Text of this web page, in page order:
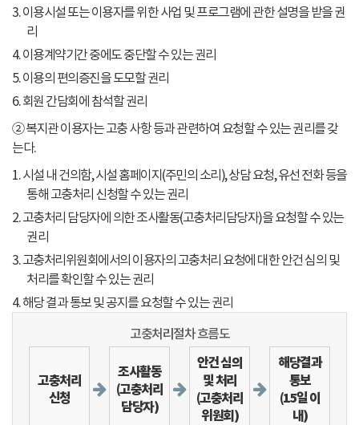
3. 이용시설 또는 이용자를 위한 사업 및 프로그램에 관한 설명을 받을 권
리
4. 이용계약기간 중에도 중단할 수 있는 권리
5. 이용의 편의증진을 도모할 권리
6. 회원 간담회에 참석할 권리
② 복지관 이용자는 고충 사항 등과 관련하여 요청할 수 있는 권리를 갖
는다.
1. 시설 내 건의함, 시설 홈페이지(주민의 소리), 상담 요청, 유선 전화 등을
통해 고충처리 신청할 수 있는 권리
2. 고충처리 담당자에 의한 조사활동(고충처리담당자)을 요청할 수 있는
권리
3. 고충처리위원회에서의 이용자의 고충처리 요청에 대한 안건 심의 및
처리를 확인할 수 있는 권리
4. 해당 결과 통보 및 공지를 요청할 수 있는 권리
고충처리절차 흐름도
고충처리
신청
조사활동
(고충처리
담당자)
안건 심의
및 처리
(고충처리
위원회)
해당결과
통보
(15일 이
내)